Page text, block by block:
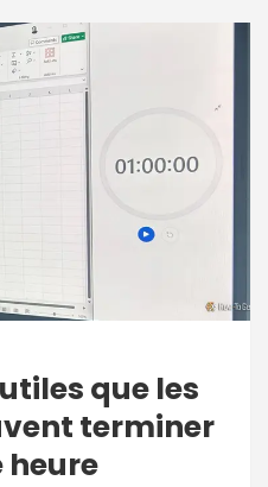
que les
terminer
heure